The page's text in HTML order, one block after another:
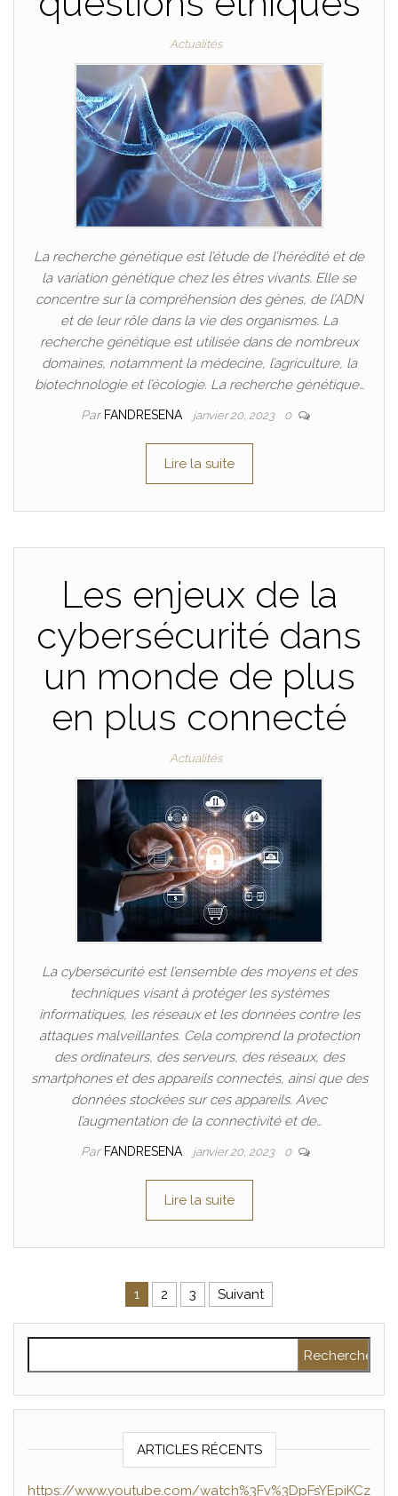
Actualités
La recherche génétique est l’étude de l’hérédité et de
la variation génétique chez les êtres vivants. Elle se
concentre sur la compréhension des gènes, de l’ADN
et de leur rôle dans la vie des organismes. La
recherche génétique est utilisée dans de nombreux
domaines, notamment la médecine, l’agriculture, la
biotechnologie et l’écologie. La recherche génétique…
Par FANDRESENA janvier 20, 2023 0
Lire la suite
Les enjeux de la
cybersécurité dans
un monde de plus
en plus connecté
Actualités
La cybersécurité est l’ensemble des moyens et des
techniques visant à protéger les systèmes
informatiques, les réseaux et les données contre les
attaques malveillantes. Cela comprend la protection
des ordinateurs, des serveurs, des réseaux, des
smartphones et des appareils connectés, ainsi que des
données stockées sur ces appareils. Avec
l’augmentation de la connectivité et de…
Par FANDRESENA janvier 20, 2023 0
Lire la suite
Pagination des publications
1 2 3 Suivant
ARTICLES RÉCENTS
https://www.youtube.com/watch%3Fv%3DpFsYEpiKCz